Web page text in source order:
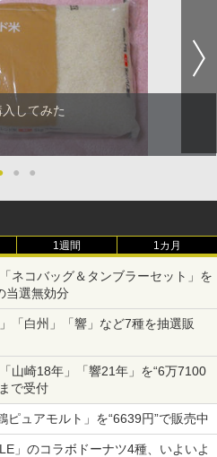
してみた
● ●
1週間 1カ月
ネコバッグ＆タンブラーセット」を
当選無効分
「白州」「響」など7種を抽選販
山崎18年」「響21年」を“6万7100
で受付
ュアモルト」を“6639円”で販売中
」のコラボドーナツ4種、いよいよ